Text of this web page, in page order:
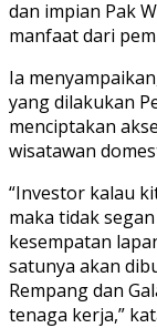
dan impian Pak
manfaat dari
Ia
yang dilakukan
menciptakan
wisatawan
“Investor kalau
maka tidak
kesempatan
satunya akan
Rempang dan
tenaga kerja,”